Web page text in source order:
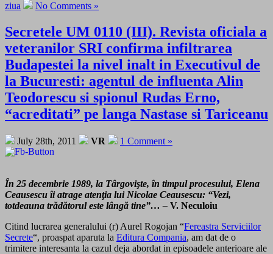
ziua
No Comments »
Secretele UM 0110 (III). Revista oficiala a
veteranilor SRI confirma infiltrarea
Budapestei la nivel inalt in Executivul de
la Bucuresti: agentul de influenta Alin
Teodorescu si spionul Rudas Erno,
“acreditati” pe langa Nastase si Tariceanu
July 28th, 2011 VR 1 Comment »
În 25 decembrie 1989, la Târgovişte, în timpul procesului, Elena
Ceausescu îi atrage atenţia lui Nicolae Ceausescu: “Vezi,
totdeauna trădătorul este lângă tine”… – V. Neculoiu
Citind lucrarea generalului (r) Aurel Rogojan “Fereastra Serviciilor
Secrete“, proaspat aparuta la Editura Compania, am dat de o
trimitere interesanta la cazul deja abordat in episoadele anterioare ale